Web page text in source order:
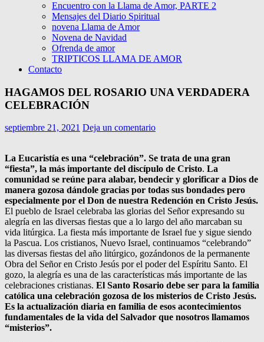
Encuentro con la Llama de Amor, PARTE 2
Mensajes del Diario Spiritual
novena Llama de Amor
Novena de Navidad
Ofrenda de amor
TRIPTICOS LLAMA DE AMOR
Contacto
HAGAMOS DEL ROSARIO UNA VERDADERA
CELEBRACIÓN
septiembre 21, 2021 Deja un comentario
La Eucaristía es una “celebración”. Se trata de una gran
“fiesta”, la más importante del discípulo de Cristo. La
comunidad se reúne para alabar, bendecir y glorificar a Dios de
manera gozosa dándole gracias por todas sus bondades pero
especialmente por el Don de nuestra Redención en Cristo Jesús.
El pueblo de Israel celebraba las glorias del Señor expresando su
alegría en las diversas fiestas que a lo largo del año marcaban su
vida litúrgica. La fiesta más importante de Israel fue y sigue siendo
la Pascua. Los cristianos, Nuevo Israel, continuamos “celebrando”
las diversas fiestas del año litúrgico, gozándonos de la permanente
Obra del Señor en Cristo Jesús por el poder del Espíritu Santo. El
gozo, la alegría es una de las características más importante de las
celebraciones cristianas. El Santo Rosario debe ser para la familia
católica una celebración gozosa de los misterios de Cristo Jesús.
Es la actualización diaria en familia de esos acontecimientos
fundamentales de la vida del Salvador que nosotros llamamos
“misterios”.